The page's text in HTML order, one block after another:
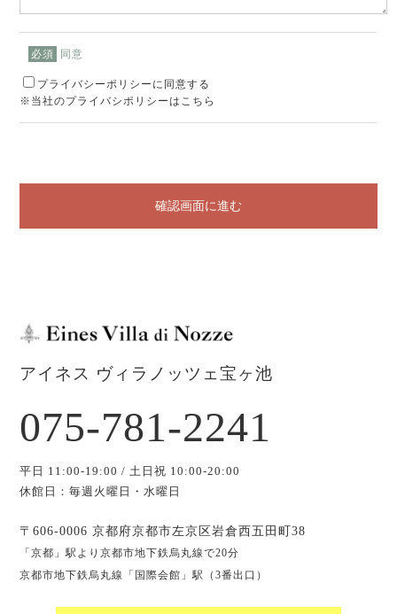
必須 同意
プライバシーポリシーに同意する
※当社のプライバシポリシーはこちら
確認画面に進む
アイネス ヴィラノッツェ宝ヶ池
075-781-2241
平日 11:00-19:00 / 土日祝 10:00-20:00
休館日：毎週火曜日・水曜日
〒606-0006 京都府京都市左京区岩倉西五田町38
「京都」駅より京都市地下鉄烏丸線で20分
京都市地下鉄烏丸線「国際会館」駅（3番出口）